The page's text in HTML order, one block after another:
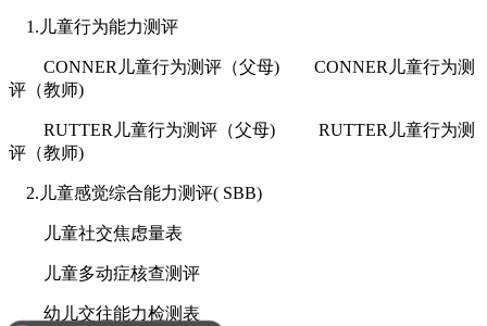
1.儿童行为能力测评
CONNER儿童行为测评（父母) CONNER儿童行为测
评（教师)
RUTTER儿童行为测评（父母) RUTTER儿童行为测
评（教师)
2.儿童感觉综合能力测评( SBB)
儿童社交焦虑量表
儿童多动症核查测评
幼儿交往能力检测表